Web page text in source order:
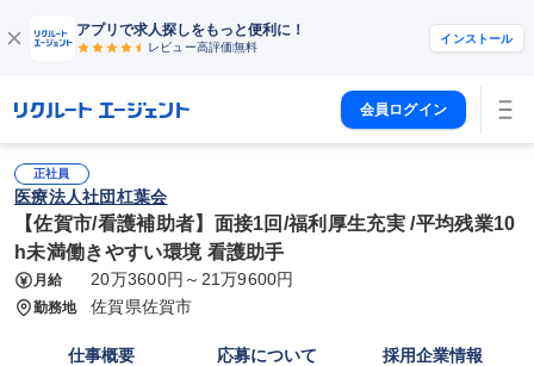
アプリで求人探しをもっと便利に！
レビュー高評価無料
インストール
会員ログイン
正社員
医療法人社団杠葉会
【佐賀市/看護補助者】面接1回/福利厚生充実 /平均残業10
h未満働きやすい環境 看護助手
月給 20万3600円～21万9600円
勤務地 佐賀県佐賀市
仕事概要 応募について 採用企業情報